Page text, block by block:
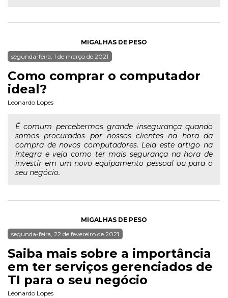
MIGALHAS DE PESO
segunda-feira, 1 de março de 2021
Como comprar o computador
ideal?
Leonardo Lopes
É comum percebermos grande insegurança quando
somos procurados por nossos clientes na hora da
compra de novos computadores. Leia este artigo na
íntegra e veja como ter mais segurança na hora de
investir em um novo equipamento pessoal ou para o
seu negócio.
MIGALHAS DE PESO
segunda-feira, 22 de fevereiro de 2021
Saiba mais sobre a importância
em ter serviços gerenciados de
TI para o seu negócio
Leonardo Lopes